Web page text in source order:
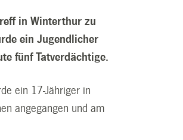
in Winterthur zu
ein Jugendlicher
fünf Tatverdächtige.
ein 17-Jähriger in
angegangen und am